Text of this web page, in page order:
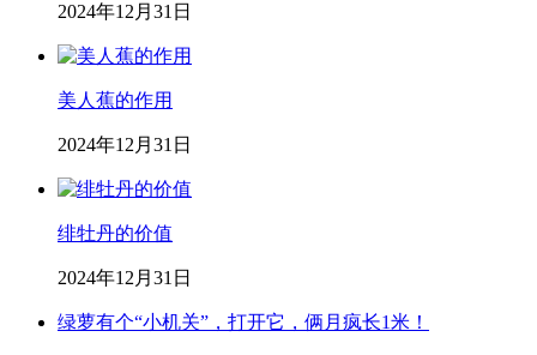
2024年12月31日
美人蕉的作用
2024年12月31日
绯牡丹的价值
2024年12月31日
绿萝有个“小机关”，打开它，俩月疯长1米！